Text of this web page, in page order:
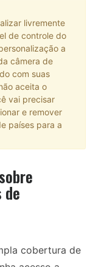
livremente
de controle do
a
câmera de
com suas
aceita o
vai precisar
e remover
países para a
de
cobertura de